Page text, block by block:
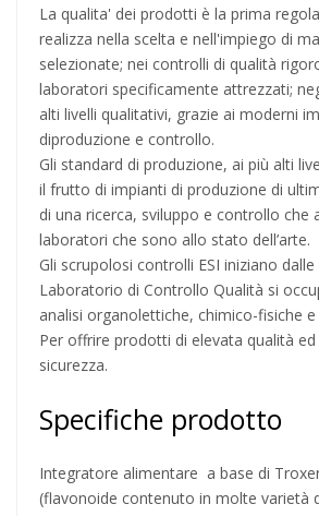
La qualita' dei prodotti è la prima
realizza nella scelta e nell'impiego di
selezionate; nei controlli di qualità
laboratori specificamente attrezzati;
alti livelli qualitativi, grazie ai moderni
diproduzione e controllo.
Gli standard di produzione, ai più alti
il frutto di impianti di produzione di
di una ricerca, sviluppo e controllo che
laboratori che sono allo stato dell’arte.
Gli scrupolosi controlli ESI iniziano
Laboratorio di Controllo Qualità si
analisi organolettiche, chimico-fisiche
Per offrire prodotti di elevata qualità
sicurezza.
Specifiche prodotto
Integratore alimentare a base di
(flavonoide contenuto in molte varietà